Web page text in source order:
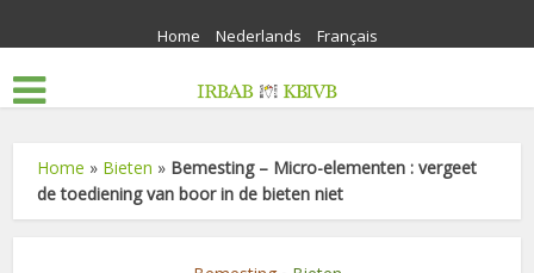
Home Nederlands Français
Home » Bieten » Bemesting – Micro-elementen : vergeet
de toediening van boor in de bieten niet